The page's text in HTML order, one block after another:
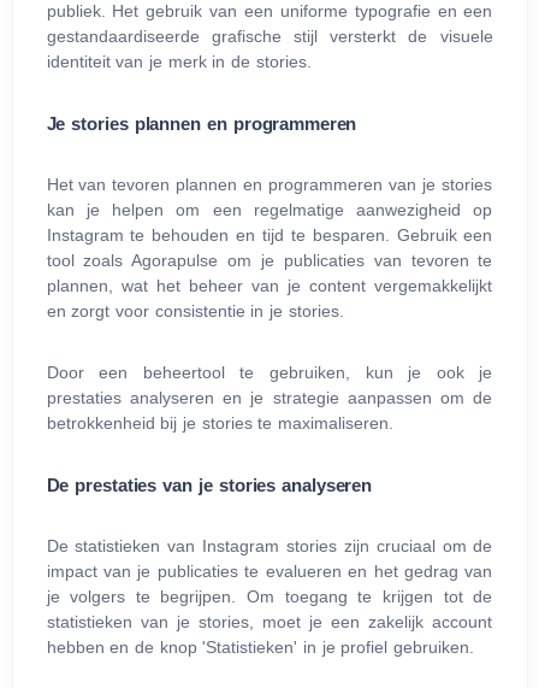
publiek. Het gebruik van een uniforme typografie en een
gestandaardiseerde grafische stijl versterkt de visuele
identiteit van je merk in de stories.
Je stories plannen en programmeren
Het van tevoren plannen en programmeren van je stories
kan je helpen om een regelmatige aanwezigheid op
Instagram te behouden en tijd te besparen. Gebruik een
tool zoals Agorapulse om je publicaties van tevoren te
plannen, wat het beheer van je content vergemakkelijkt
en zorgt voor consistentie in je stories.
Door een beheertool te gebruiken, kun je ook je
prestaties analyseren en je strategie aanpassen om de
betrokkenheid bij je stories te maximaliseren.
De prestaties van je stories analyseren
De statistieken van Instagram stories zijn cruciaal om de
impact van je publicaties te evalueren en het gedrag van
je volgers te begrijpen. Om toegang te krijgen tot de
statistieken van je stories, moet je een zakelijk account
hebben en de knop 'Statistieken' in je profiel gebruiken.